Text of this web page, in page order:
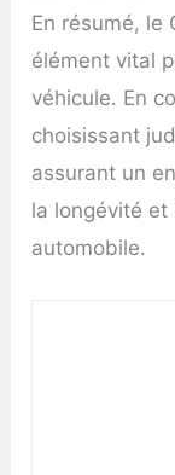
En résumé, le
élément vital
véhicule. En
choisissant
assurant un
la longévité
automobile.